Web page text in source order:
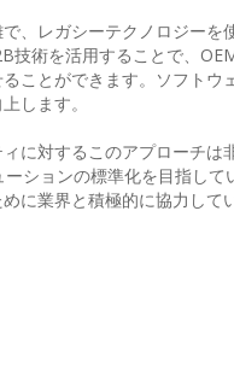
、レガシーテクノロジー
技術を活用することで、
ことができます。ソフトウ
します。
に対するこのアプローチ
ションの標準化を目指し
に業界と積極的に協力して